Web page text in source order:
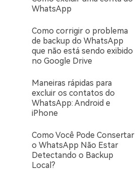
WhatsApp
Como corrigir o problema
de backup do WhatsApp
que não está sendo exibido
no Google Drive
Maneiras rápidas para
excluir os contatos do
WhatsApp: Android e
iPhone
Como Você Pode Consertar
o WhatsApp Não Estar
Detectando o Backup
Local?